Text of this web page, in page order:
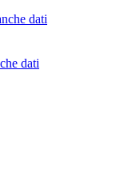
dati
dati